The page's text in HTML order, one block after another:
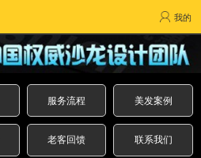
我的
服务流程 美发案例
老客回馈 联系我们